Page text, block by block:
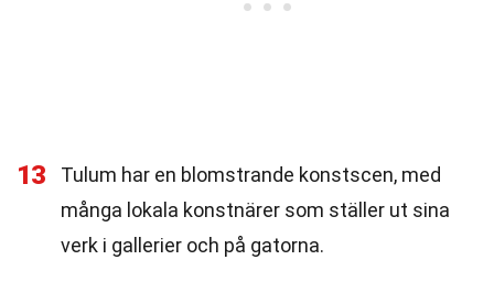
13
Tulum har en blomstrande konstscen, med
många lokala konstnärer som ställer ut sina
verk i gallerier och på gatorna.